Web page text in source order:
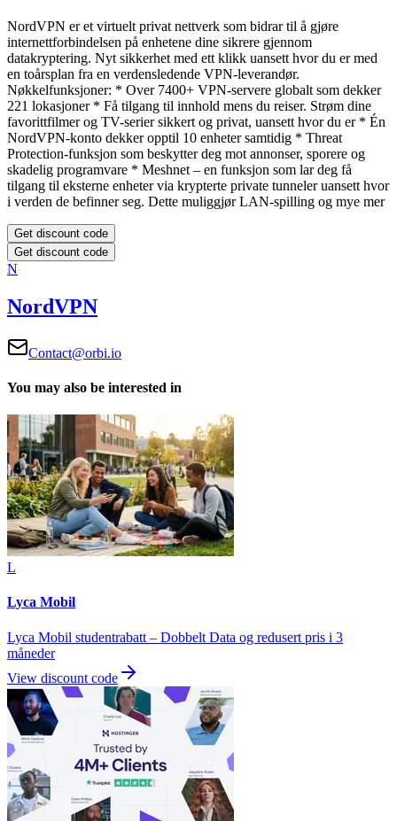
NordVPN er et virtuelt privat nettverk som bidrar til å gjøre
internettforbindelsen på enhetene dine sikrere gjennom
datakryptering. Nyt sikkerhet med ett klikk uansett hvor du er med
en toårsplan fra en verdensledende VPN-leverandør.
Nøkkelfunksjoner: * Over 7400+ VPN-servere globalt som dekker
221 lokasjoner * Få tilgang til innhold mens du reiser. Strøm dine
favorittfilmer og TV-serier sikkert og privat, uansett hvor du er * Én
NordVPN-konto dekker opptil 10 enheter samtidig * Threat
Protection-funksjon som beskytter deg mot annonser, sporere og
skadelig programvare * Meshnet – en funksjon som lar deg få
tilgang til eksterne enheter via krypterte private tunneler uansett hvor
i verden de befinner seg. Dette muliggjør LAN-spilling og mye mer
Get discount code
Get discount code
N
NordVPN
Contact@orbi.io
You may also be interested in
L
Lyca Mobil
Lyca Mobil studentrabatt – Dobbelt Data og redusert pris i 3
måneder
View discount code